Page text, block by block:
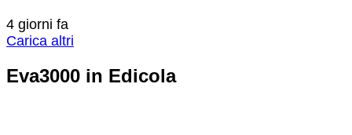
4 giorni fa
Carica altri
Eva3000 in Edicola